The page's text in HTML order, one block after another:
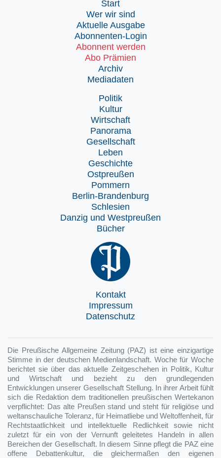
Start
Wer wir sind
Aktuelle Ausgabe
Abonnenten-Login
Abonnent werden
Abo Prämien
Archiv
Mediadaten
Politik
Kultur
Wirtschaft
Panorama
Gesellschaft
Leben
Geschichte
Ostpreußen
Pommern
Berlin-Brandenburg
Schlesien
Danzig und Westpreußen
Bücher
Kontakt
Impressum
Datenschutz
Die Preußische Allgemeine Zeitung (PAZ) ist eine einzigartige
Stimme in der deutschen Medienlandschaft. Woche für Woche
berichtet sie über das aktuelle Zeitgeschehen in Politik, Kultur
und Wirtschaft und bezieht zu den grundlegenden
Entwicklungen unserer Gesellschaft Stellung. In ihrer Arbeit fühlt
sich die Redaktion dem traditionellen preußischen Wertekanon
verpflichtet: Das alte Preußen stand und steht für religiöse und
weltanschauliche Toleranz, für Heimatliebe und Weltoffenheit, für
Rechtstaatlichkeit und intellektuelle Redlichkeit sowie nicht
zuletzt für ein von der Vernunft geleitetes Handeln in allen
Bereichen der Gesellschaft. In diesem Sinne pflegt die PAZ eine
offene Debattenkultur, die gleichermaßen den eigenen